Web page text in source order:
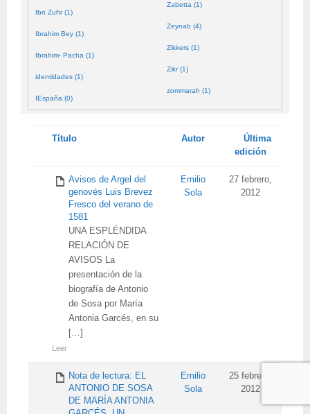
Ibn Zuhr (1)
Ibrahim Bey (1)
Ibrahim- Pacha (1)
identidades (1)
IEspaña (0)
Zabetta (1)
Zeynab (4)
Zikkers (1)
Zikr (1)
zommarah (1)
Tienes
Título Autor
Última
edición
Avisos de Argel del
genovés Luis Brevez
Fresco del verano de
1581
UNA ESPLÉNDIDA
RELACIÓN DE
AVISOS La
presentación de la
biografía de Antonio
de Sosa por María
Antonia Garcés, en su
[…]
Leer
Emilio
Sola
27 febrero,
2012
Nota de lectura: EL
ANTONIO DE SOSA
DE MARÍA ANTONIA
Emilio
Sola
25 febrero,
2012